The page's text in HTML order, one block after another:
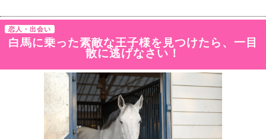
恋人・出会い
白馬に乗った素敵な王子様を見つけたら、一目
散に逃げなさい！